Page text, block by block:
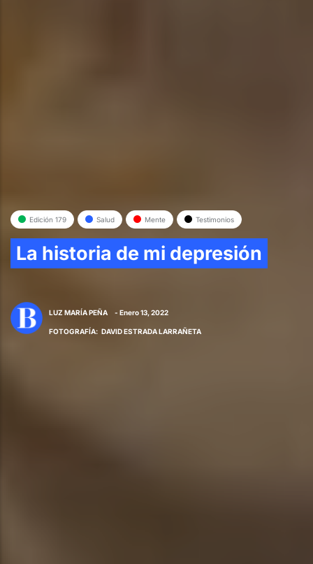
Edición 179 Salud Mente Testimonios
La historia de mi depresión
LUZ MARÍA PEÑA - Enero 13, 2022
FOTOGRAFÍA: DAVID ESTRADA LARRAÑETA